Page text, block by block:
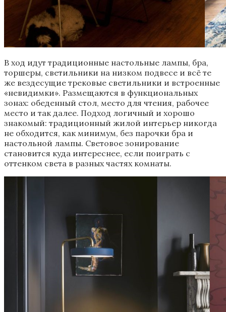
В ход идут традиционные настольные лампы, бра,
торшеры, светильники на низком подвесе и всё те
же вездесущие трековые светильники и встроенные
«невидимки». Размещаются в функциональных
зонах: обеденный стол, место для чтения, рабочее
место и так далее. Подход логичный и хорошо
знакомый: традиционный жилой интерьер никогда
не обходится, как минимум, без парочки бра и
настольной лампы. Световое зонирование
становится куда интереснее, если поиграть с
оттенком света в разных частях комнаты.